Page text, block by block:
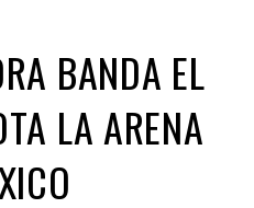
BANDA EL
LA ARENA